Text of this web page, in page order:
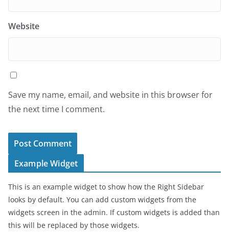
Website
Save my name, email, and website in this browser for
the next time I comment.
Example Widget
This is an example widget to show how the Right Sidebar
looks by default. You can add custom widgets from the
widgets screen in the admin. If custom widgets is added than
this will be replaced by those widgets.